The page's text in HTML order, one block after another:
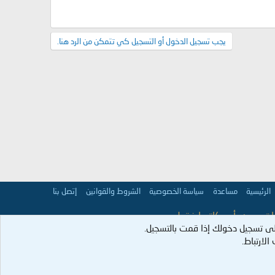
يجب تسجيل الدخول أو التسجيل كي تتمكن من الرد هنا.
الرئيسية مساعدة سياسة الخصوصية الشروط والقوانين إتصل بنا
تعبر عن رأي كاتبها فقط.
تسجيل دخولك إذا قمت بالتسجيل.